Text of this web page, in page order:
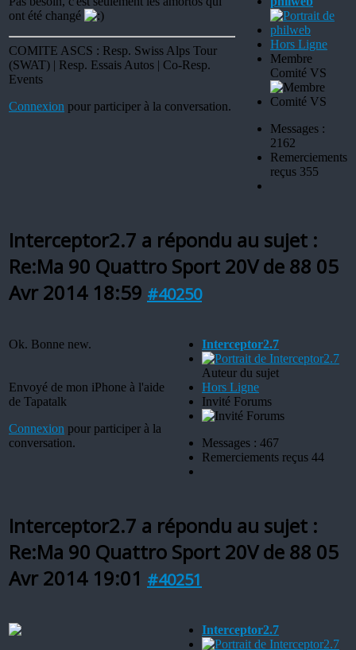
ont été changé
COMITE ASCS : Resp. Swiss Alps Tour
(SWAT) | Resp. Essais Autos | Co-Resp.
Events
Connexion pour participer à la conversation.
Hors Ligne
Membre
Comité VS
Messages :
2162
Remerciements
reçus 355
Interceptor2.7 a répondu au sujet :
Re:Ma 90 Quattro Sport 20V de 88 05
Avr 2014 18:59 #40250
Ok. Bonne new.
Envoyé de mon iPhone à l'aide
de Tapatalk
Connexion pour participer à la
conversation.
Interceptor2.7
Auteur du sujet
Hors Ligne
Invité Forums
Messages : 467
Remerciements reçus 44
Interceptor2.7 a répondu au sujet :
Re:Ma 90 Quattro Sport 20V de 88 05
Avr 2014 19:01 #40251
Interceptor2.7